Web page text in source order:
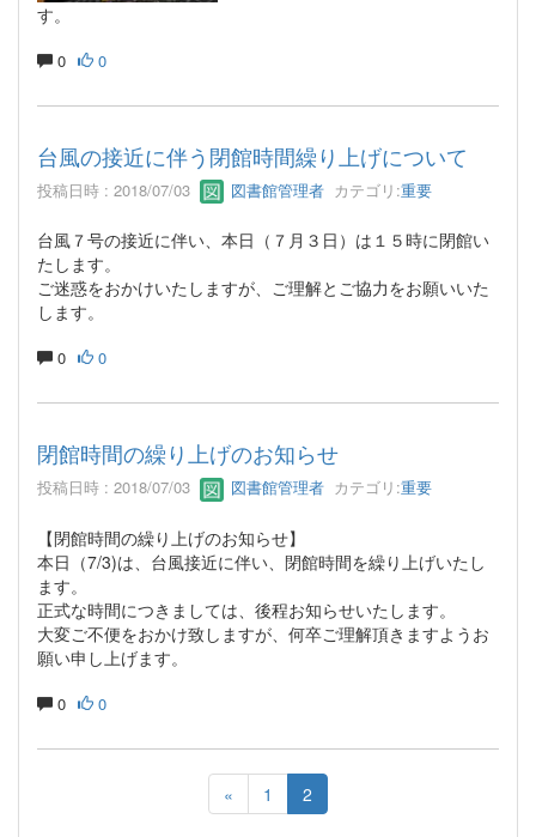
す。
0 0
台風の接近に伴う閉館時間繰り上げについて
投稿日時 : 2018/07/03 図書館管理者 カテゴリ:重要
台風７号の接近に伴い、本日（７月３日）は１５時に閉館い
たします。
ご迷惑をおかけいたしますが、ご理解とご協力をお願いいた
します。
0 0
閉館時間の繰り上げのお知らせ
投稿日時 : 2018/07/03 図書館管理者 カテゴリ:重要
【閉館時間の繰り上げのお知らせ】
本日（7/3)は、台風接近に伴い、閉館時間を繰り上げいたし
ます。
正式な時間につきましては、後程お知らせいたします。
大変ご不便をおかけ致しますが、何卒ご理解頂きますようお
願い申し上げます。
0 0
« 1 2